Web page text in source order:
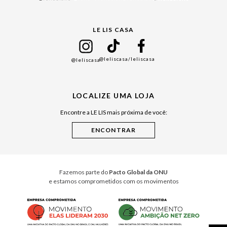
Cuidados Casa
LE LIS CASA
@leliscasa@leliscasa/leliscasa
LOCALIZE UMA LOJA
Encontre a LE LIS mais próxima de você:
Fazemos parte do Pacto Global da ONU
e estamos comprometidos com os movimentos